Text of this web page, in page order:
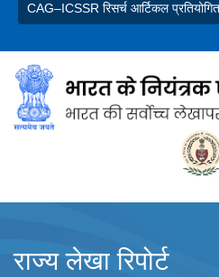
CAG–ICSSR रिसर्च आर्टिकल
राज्य लेखा रिपोर्ट